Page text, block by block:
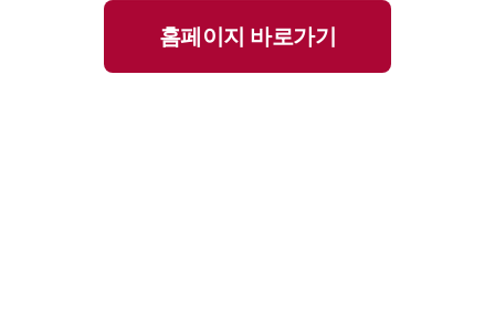
홈페이지 바로가기